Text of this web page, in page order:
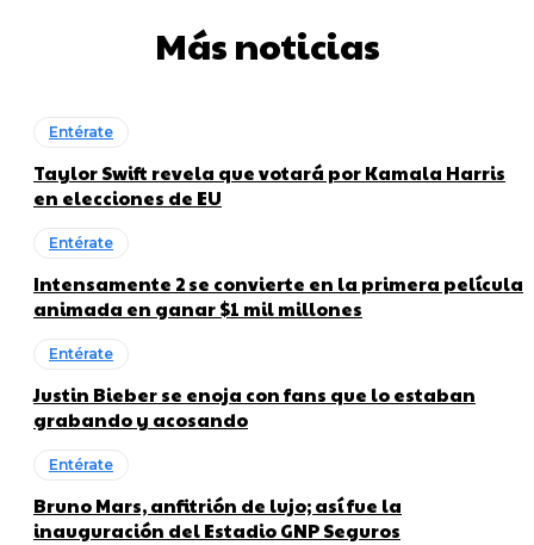
Más noticias
Entérate
Taylor Swift revela que votará por Kamala Harris
en elecciones de EU
Entérate
Intensamente 2 se convierte en la primera película
animada en ganar $1 mil millones
Entérate
Justin Bieber se enoja con fans que lo estaban
grabando y acosando
Entérate
Bruno Mars, anfitrión de lujo; así fue la
inauguración del Estadio GNP Seguros